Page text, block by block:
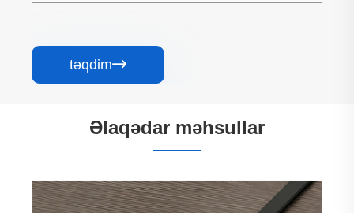
təqdim
Əlaqədar məhsullar